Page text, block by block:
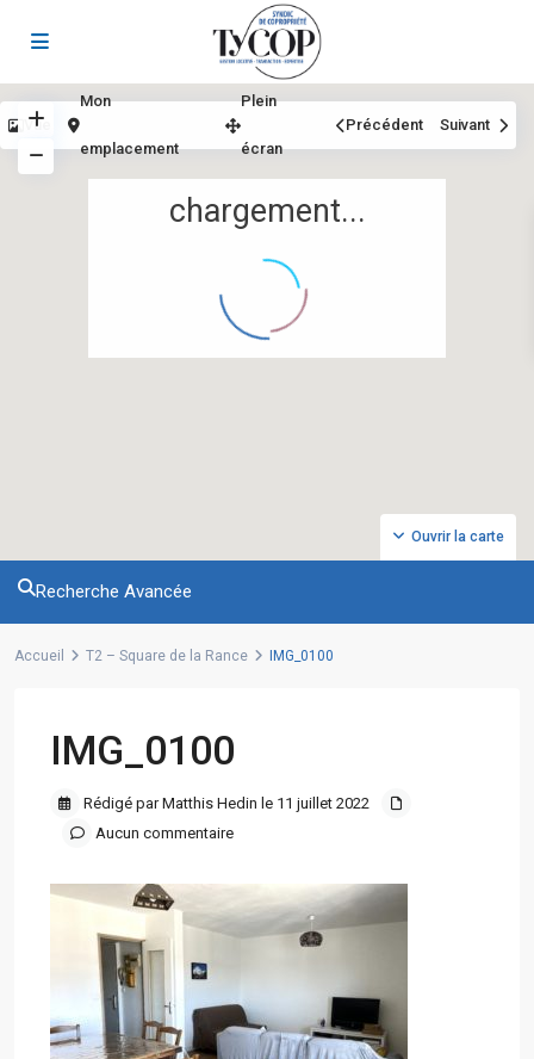
chargement...
Ouvrir la carte
Vue
Mon
emplacement
Plein
écran
Précédent Suivant
Recherche Avancée
Accueil T2 – Square de la Rance IMG_0100
IMG_0100
Rédigé par Matthis Hedin le 11 juillet 2022
Aucun commentaire